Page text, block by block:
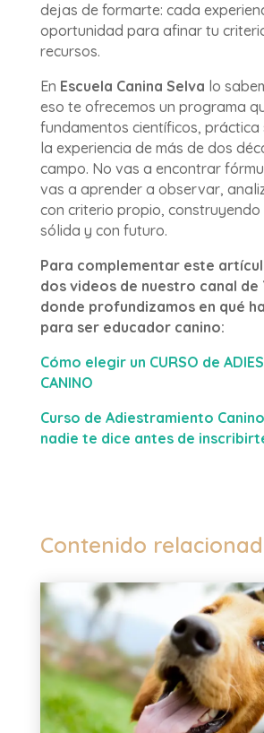
dejas de formarte: cada
oportunidad para afinar tu
recursos.
En Escuela Canina Selva lo
eso te ofrecemos un programa
fundamentos científicos,
la experiencia de más de dos
campo. No vas a encontrar
vas a aprender a observar,
con criterio propio, construyendo
sólida y con futuro.
Para complementar este
dos videos de nuestro canal de
donde profundizamos en qué
para ser educador canino:
Cómo elegir un CURSO de
CANINO
Curso de Adiestramiento
nadie te dice antes de
Contenido